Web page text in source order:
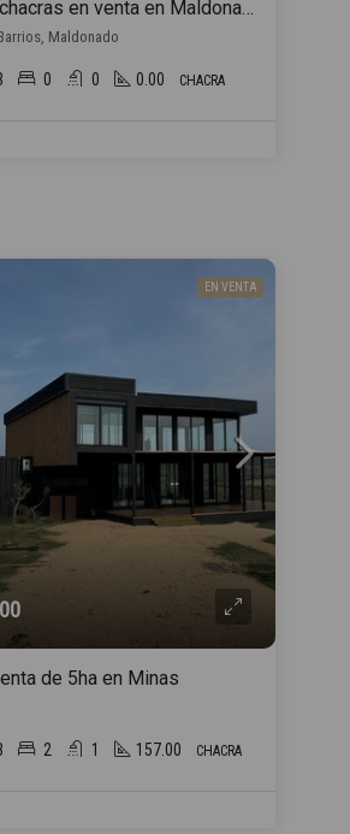
Lotes para chacras en venta en Maldonado
Maldonado
0 0 0.00 CHACRA
EN VENTA
de 5ha en Minas
2 1 157.00 CHACRA